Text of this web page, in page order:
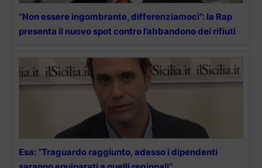
“Non essere ingombrante, differenziamoci”: la Rap
presenta il nuovo spot contro l’abbandono dei rifiuti
Esa: “Traguardo raggiunto, adesso i dipendenti